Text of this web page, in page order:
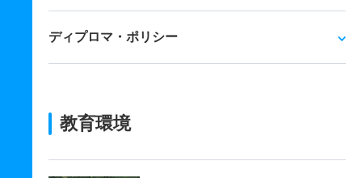
ディプロマ・ポリシー
教育環境